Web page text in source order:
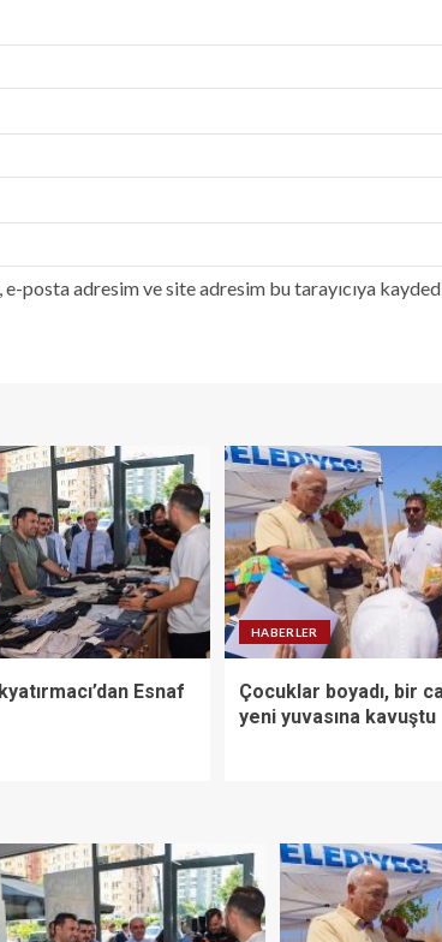
e-posta adresim ve site adresim bu tarayıcıya
Esnaf
HABERLER
Çocuklar boyadı, bir
yeni yuvasına kavuştu